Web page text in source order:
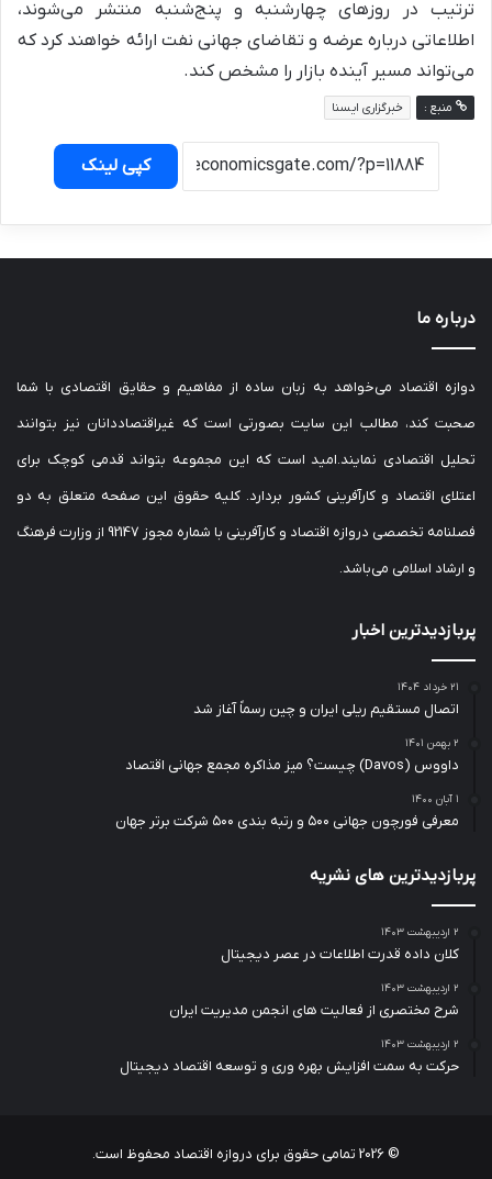
ترتیب در روزهای چهارشنبه و پنج‌شنبه منتشر می‌شوند،
اطلاعاتی درباره عرضه و تقاضای جهانی نفت ارائه خواهند کرد که
می‌تواند مسیر آینده بازار را مشخص کند.
منبع : خبرگزاری ایسنا
کپی لینک
درباره ما
دوازه اقتصاد می‌خواهد به زبان ساده از مفاهیم و حقایق اقتصادی با شما
صحبت کند، مطالب این سایت بصورتی است که غیراقتصاددانان نیز بتوانند
تحلیل اقتصادی نمایند.امید است که این مجموعه بتواند قدمی کوچک برای
اعتلای اقتصاد و کارآفرینی کشور بردارد. کلیه حقوق این صفحه متعلق به دو
فصلنامه تخصصی دروازه اقتصاد و کارآفرینی با شماره مجوز 92147 از وزارت فرهنگ
و ارشاد اسلامی می‌باشد.
پربازدیدترین اخبار
۲۱ خرداد ۱۴۰۴
اتصال مستقیم ریلی ایران و چین رسماً آغاز شد
۲ بهمن ۱۴۰۱
داووس (Davos) چیست؟ میز مذاکره مجمع جهانی اقتصاد
۱ آبان ۱۴۰۰
معرفی فورچون جهانی ۵۰۰ و رتبه بندی ۵۰۰ شرکت برتر جهان
پربازدیدترین های نشریه
۲ اردیبهشت ۱۴۰۳
کلان داده قدرت اطلاعات در عصر دیجیتال
۲ اردیبهشت ۱۴۰۳
شرح مختصری از فعالیت های انجمن مدیریت ایران
۲ اردیبهشت ۱۴۰۳
حرکت به سمت افزایش بهره وری و توسعه اقتصاد دیجیتال
© 2026 تمامی حقوق برای دروازه اقتصاد محفوظ است.